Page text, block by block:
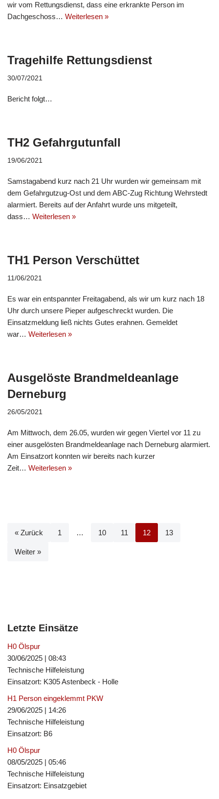
wir vom Rettungsdienst, dass eine erkrankte Person im
Dachgeschoss… Weiterlesen »
Tragehilfe Rettungsdienst
30/07/2021
Bericht folgt…
TH2 Gefahrgutunfall
19/06/2021
Samstagabend kurz nach 21 Uhr wurden wir gemeinsam mit
dem Gefahrgutzug-Ost und dem ABC-Zug Richtung Wehrstedt
alarmiert. Bereits auf der Anfahrt wurde uns mitgeteilt,
dass… Weiterlesen »
TH1 Person Verschüttet
11/06/2021
Es war ein entspannter Freitagabend, als wir um kurz nach 18
Uhr durch unsere Pieper aufgeschreckt wurden. Die
Einsatzmeldung ließ nichts Gutes erahnen. Gemeldet
war… Weiterlesen »
Ausgelöste Brandmeldeanlage
Derneburg
26/05/2021
Am Mittwoch, dem 26.05, wurden wir gegen Viertel vor 11 zu
einer ausgelösten Brandmeldeanlage nach Derneburg alarmiert.
Am Einsatzort konnten wir bereits nach kurzer
Zeit… Weiterlesen »
« Zurück 1 … 10 11 12 13
Weiter »
Letzte Einsätze
H0 Ölspur
30/06/2025 | 08:43
Technische Hilfeleistung
Einsatzort: K305 Astenbeck - Holle
H1 Person eingeklemmt PKW
29/06/2025 | 14:26
Technische Hilfeleistung
Einsatzort: B6
H0 Ölspur
08/05/2025 | 05:46
Technische Hilfeleistung
Einsatzort: Einsatzgebiet